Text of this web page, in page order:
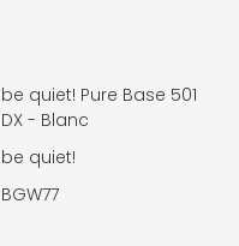
be quiet! Pure Base 501
DX - Blanc
be quiet!
BGW77